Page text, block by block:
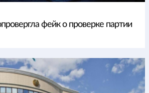
фейк о проверке партии